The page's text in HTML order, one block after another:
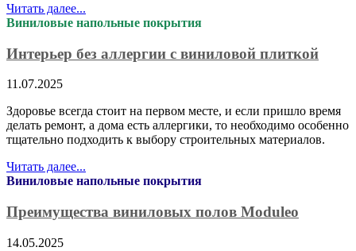
Читать далее...
Виниловые напольные покрытия
Интерьер без аллергии с виниловой плиткой
11.07.2025
Здоровье всегда стоит на первом месте, и если пришло время
делать ремонт, а дома есть аллергики, то необходимо особенно
тщательно подходить к выбору строительных материалов.
Читать далее...
Виниловые напольные покрытия
Преимущества виниловых полов Moduleo
14.05.2025